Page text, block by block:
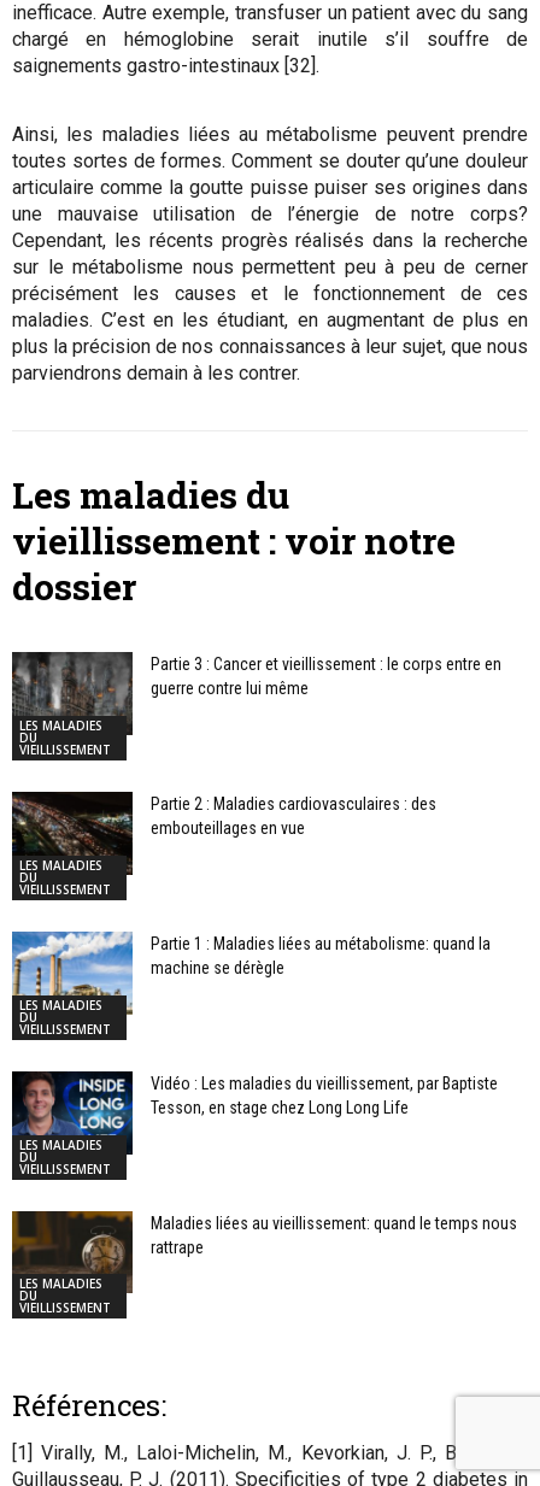
inefficace. Autre exemple, transfuser un patient avec du sang
chargé en hémoglobine serait inutile s’il souffre de
saignements gastro-intestinaux [32].
Ainsi, les maladies liées au métabolisme peuvent prendre
toutes sortes de formes. Comment se douter qu’une douleur
articulaire comme la goutte puisse puiser ses origines dans
une mauvaise utilisation de l’énergie de notre corps?
Cependant, les récents progrès réalisés dans la recherche
sur le métabolisme nous permettent peu à peu de cerner
précisément les causes et le fonctionnement de ces
maladies. C’est en les étudiant, en augmentant de plus en
plus la précision de nos connaissances à leur sujet, que nous
parviendrons demain à les contrer.
Les maladies du
vieillissement : voir notre
dossier
LES MALADIES
DU
VIEILLISSEMENT
Partie 3 : Cancer et vieillissement : le corps entre en
guerre contre lui même
LES MALADIES
DU
VIEILLISSEMENT
Partie 2 : Maladies cardiovasculaires : des
embouteillages en vue
LES MALADIES
DU
VIEILLISSEMENT
Partie 1 : Maladies liées au métabolisme: quand la
machine se dérègle
LES MALADIES
DU
VIEILLISSEMENT
Vidéo : Les maladies du vieillissement, par Baptiste
Tesson, en stage chez Long Long Life
LES MALADIES
DU
VIEILLISSEMENT
Maladies liées au vieillissement: quand le temps nous
rattrape
Références:
[1] Virally, M., Laloi-Michelin, M., Kevorkian, J. P., Bitu, J., &
Guillausseau, P. J. (2011). Specificities of type 2 diabetes in